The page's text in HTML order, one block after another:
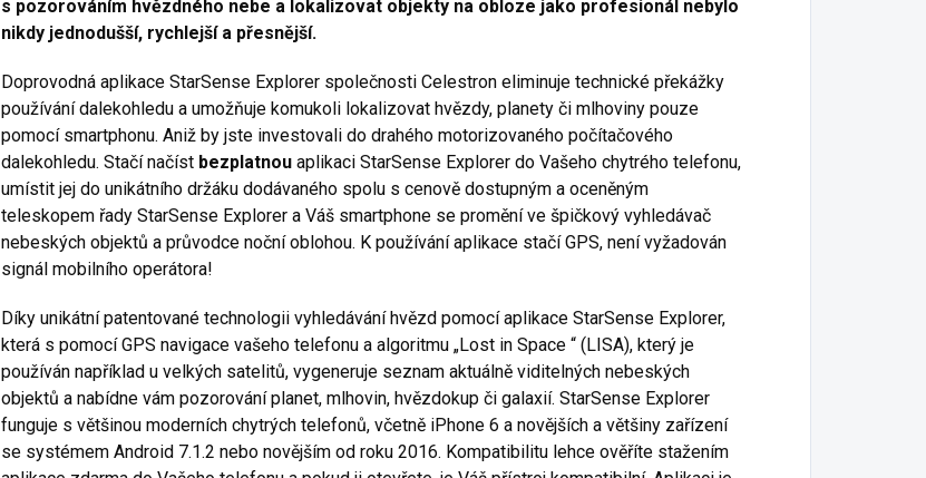
s pozorováním hvězdného nebe a lokalizovat objekty na obloze jako profesionál nebylo
nikdy jednodušší, rychlejší a přesnější.
Doprovodná aplikace StarSense Explorer společnosti Celestron eliminuje technické překážky
používání dalekohledu a umožňuje komukoli lokalizovat hvězdy, planety či mlhoviny pouze
pomocí smartphonu. Aniž by jste investovali do drahého motorizovaného počítačového
dalekohledu. Stačí načíst bezplatnou aplikaci StarSense Explorer do Vašeho chytrého telefonu,
umístit jej do unikátního držáku dodávaného spolu s cenově dostupným a oceněným
teleskopem řady StarSense Explorer a Váš smartphone se promění ve špičkový vyhledávač
nebeských objektů a průvodce noční oblohou. K používání aplikace stačí GPS, není vyžadován
signál mobilního operátora!
Díky unikátní patentované technologii vyhledávání hvězd pomocí aplikace StarSense Explorer,
která s pomocí GPS navigace vašeho telefonu a algoritmu „Lost in Space “ (LISA), který je
používán například u velkých satelitů, vygeneruje seznam aktuálně viditelných nebeských
objektů a nabídne vám pozorování planet, mlhovin, hvězdokup či galaxií. StarSense Explorer
funguje s většinou moderních chytrých telefonů, včetně iPhone 6 a novějších a většiny zařízení
se systémem Android 7.1.2 nebo novějším od roku 2016. Kompatibilitu lehce ověříte stažením